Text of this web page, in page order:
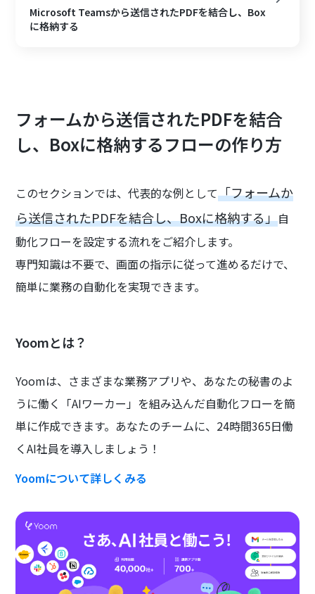
Microsoft Teamsから送信されたPDFを結合し、Box
に格納する
フォームから送信されたPDFを結合
し、Boxに格納するフローの作り方
このセクションでは、代表的な例として「フォームか
ら送信されたPDFを結合し、Boxに格納する」自
動化フローを設定する流れをご紹介します。
専門知識は不要で、画面の指示に従って進めるだけで、
簡単に業務の自動化を実現できます。
Yoomとは？
Yoomは、さまざまな業務アプリや、あなたの秘書のよ
うに働く「AIワーカー」を組み込んだ自動化フローを簡
単に作成できます。あなたのチームに、24時間365日働
くAI社員を導入しましょう！
Yoomについて詳しくみる